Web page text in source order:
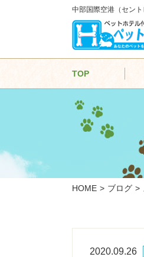
中部国際空港（セン
TOP
HOME ブログ
2020.09.26